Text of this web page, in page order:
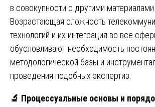
в совокупности с другими материалами
Возрастающая сложность
технологий и их интеграция во все
обусловливают необходимость
методологической базы и
проведения подобных экспертиз.
🔬 Процессуальные основы и